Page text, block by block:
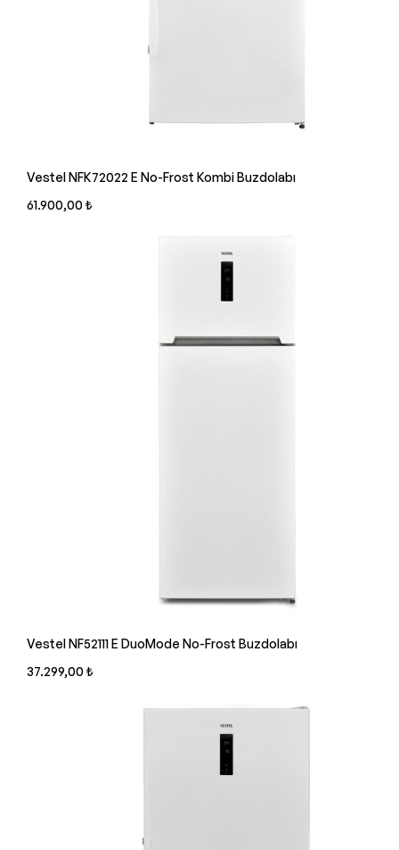
Vestel NFK72022 E No-Frost Kombi Buzdolabı
61.900,00 ₺
Vestel NF52111 E DuoMode No-Frost Buzdolabı
37.299,00 ₺